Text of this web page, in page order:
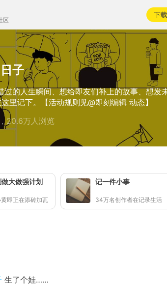
区
下载
子
过的人生瞬间、想给即友们补上的故事、想发
里记下。【活动规则见@即刻编辑 动态】
20.6万人浏览
大做强计划
即正在添砖加瓦
记一件小事
34万名创作者在记录生活
生了个娃……